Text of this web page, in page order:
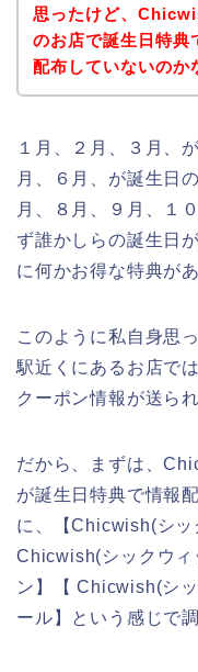
思ったけど、
のお店で誕生日特典
配布していないのか
１月、２月、３月、
月、６月、が誕生日
月、８月、９月、１
ず誰かしらの誕生日
に何かお得な特典が
このように私自身思
駅近くにあるお店で
クーポン情報が送ら
だから、まずは、
が誕生日特典で情報
に、【Chicwish(シッ
Chicwish(シックウィ
ン】【 Chicwish(シ
ール】という感じで